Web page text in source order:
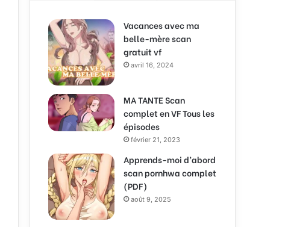
Vacances avec ma
belle-mère scan
gratuit vf
avril 16, 2024
MA TANTE Scan
complet en VF Tous les
épisodes
février 21, 2023
Apprends-moi d’abord
scan pornhwa complet
(PDF)
août 9, 2025